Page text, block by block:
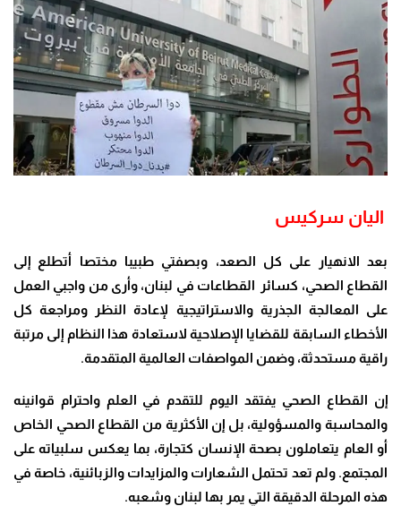
اليان سركيس
بعد الانهيار على كل الصعد، وبصفتي طبيبا مختصا أتطلع إلى
القطاع الصحي، كسائر القطاعات في لبنان، وأرى من واجبي العمل
على المعالجة الجذرية والاستراتيجية لإعادة النظر ومراجعة كل
الأخطاء السابقة للقضايا الإصلاحية لاستعادة هذا النظام إلى مرتبة
راقية مستحدثة، وضمن المواصفات العالمية المتقدمة.
إن القطاع الصحي يفتقد اليوم للتقدم في العلم واحترام قوانينه
والمحاسبة والمسؤولية، بل إن الأكثرية من القطاع الصحي الخاص
أو العام يتعاملون بصحة الإنسان كتجارة، بما يعكس سلبياته على
المجتمع. ولم تعد تحتمل الشعارات والمزايدات والزبائنية، خاصة في
هذه المرحلة الدقيقة التي يمر بها لبنان وشعبه.